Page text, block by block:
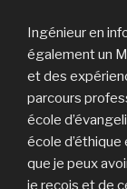
Ingénieur en
également un
et des
parcours
école
école
que je peux
je reçois et de